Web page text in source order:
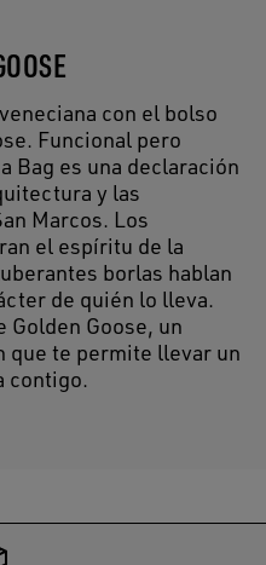
con el bolso
Funcional pero
Bag es una declaración
y las
Marcos. Los
el espíritu de la
borlas hablan
de quién lo lleva.
Golden Goose, un
que te permite llevar un
contigo.